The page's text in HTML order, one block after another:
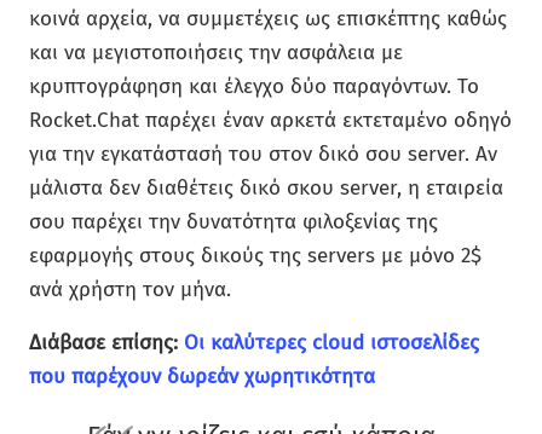
κοινά αρχεία, να συμμετέχεις ως επισκέπτης καθώς
και να μεγιστοποιήσεις την ασφάλεια με
κρυπτογράφηση και έλεγχο δύο παραγόντων. Το
Rocket.Chat παρέχει έναν αρκετά εκτεταμένο οδηγό
για την εγκατάστασή του στον δικό σου server. Αν
μάλιστα δεν διαθέτεις δικό σκου server, η εταιρεία
σου παρέχει την δυνατότητα φιλοξενίας της
εφαρμογής στους δικούς της servers με μόνο 2$
ανά χρήστη τον μήνα.
Διάβασε επίσης: Οι καλύτερες cloud ιστοσελίδες
που παρέχουν δωρεάν χωρητικότητα